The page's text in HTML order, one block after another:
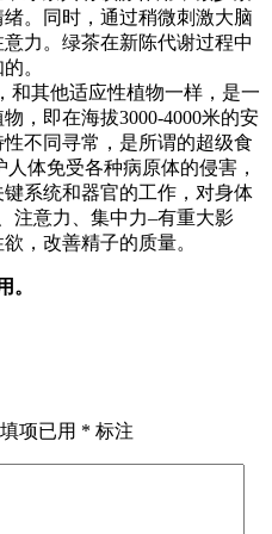
。同时，通过稍微刺激大脑
力。绿茶在新陈代谢过程中
。
和其他适应性植物一样，是一
，即在海拔3000-4000米的安
不同寻常，是所谓的超级食
体免受各种病原体的侵害，
系统和器官的工作，对身体
注意力、集中力–有重大影
，改善精子的质量。
。
项已用 * 标注